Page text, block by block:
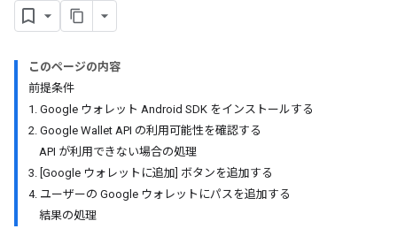
このページの内容
前提条件
1. Google ウォレット Android SDK をインストールする
2. Google Wallet API の利用可能性を確認する
API が利用できない場合の処理
3. [Google ウォレットに追加] ボタンを追加する
4. ユーザーの Google ウォレットにパスを追加する
結果の処理